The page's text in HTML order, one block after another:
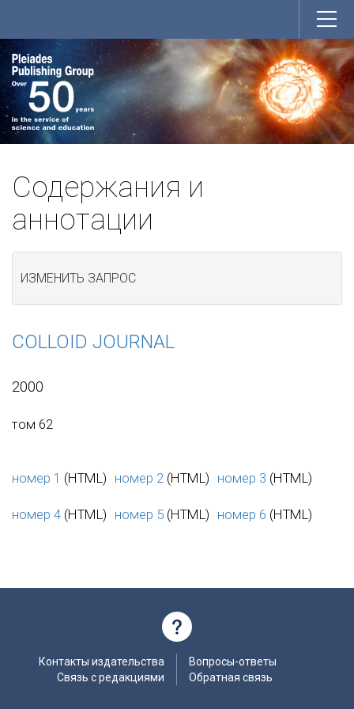
Содержания и
аннотации
ИЗМЕНИТЬ ЗАПРОС
COLLOID JOURNAL
2000
том 62
номер 1 (HTML) номер 2 (HTML) номер 3 (HTML)
номер 4 (HTML) номер 5 (HTML) номер 6 (HTML)
Контакты издательства
Связь с редакциями
Вопросы-ответы
Обратная связь